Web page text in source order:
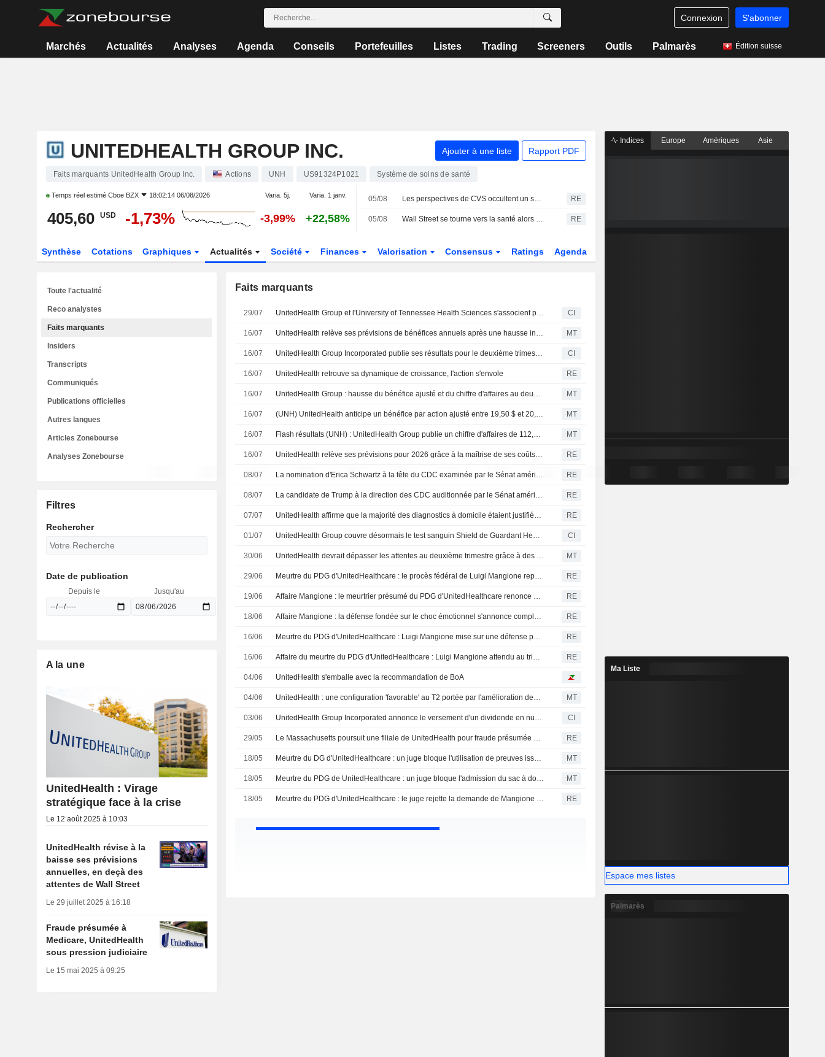
Connexion S'abonner
Marchés Actualités Analyses Agenda Conseils Portefeuilles Listes Trading Screeners Outils Palmarès Édition suisse
UNITEDHEALTH GROUP INC. Ajouter à une liste Rapport PDF
Faits marquants UnitedHealth Group Inc. Actions UNH US91324P1021 Système de soins de santé
Temps réel estimé Cboe BZX 18:02:14 06/08/2026 Varia. 5j. Varia. 1 janv.
405,60 USD -1,73% -3,99% +22,58%
05/08 Les perspectives de CVS occultent un solide trimestre, l'action chute RE
05/08 Wall Street se tourne vers la santé alors que les valeurs technologiques traversent une zone de turbulences RE
Synthèse Cotations Graphiques Actualités Société Finances Valorisation Consensus Ratings Agenda
Faits marquants
29/07 UnitedHealth Group et l'University of Tennessee Health Sciences s'associent pour déployer des centres de santé dans tout le Tennessee CI
16/07 UnitedHealth relève ses prévisions de bénéfices annuels après une hausse inattendue de son chiffre d'affaires au deuxième trimestre MT
16/07 UnitedHealth Group Incorporated publie ses résultats pour le deuxième trimestre et le premier semestre clos le 30 juin 2026 CI
16/07 UnitedHealth retrouve sa dynamique de croissance, l'action s'envole RE
16/07 UnitedHealth Group : hausse du bénéfice ajusté et du chiffre d'affaires au deuxième trimestre ; relèvement des prévisions pour 2026 MT
16/07 (UNH) UnitedHealth anticipe un bénéfice par action ajusté entre 19,50 $ et 20,00 $ pour 2026, contre une estimation FactSet de 18,49 $ MT
16/07 Flash résultats (UNH) : UnitedHealth Group publie un chiffre d'affaires de 112,03 milliards de dollars au deuxième trimestre, contre 110,81 milliards de dollars attendus par le consensus FactSet MT
16/07 UnitedHealth relève ses prévisions pour 2026 grâce à la maîtrise de ses coûts médicaux RE
08/07 La nomination d'Erica Schwartz à la tête du CDC examinée par le Sénat américain le 15 juillet RE
08/07 La candidate de Trump à la direction des CDC auditionnée par le Sénat américain la semaine prochaine RE
07/07 UnitedHealth affirme que la majorité des diagnostics à domicile étaient justifiés en 2025 RE
01/07 UnitedHealth Group couvre désormais le test sanguin Shield de Guardant Health pour le dépistage du cancer colorectal CI
30/06 UnitedHealth devrait dépasser les attentes au deuxième trimestre grâce à des tendances d'utilisation favorables, selon Morgan Stanley MT
29/06 Meurtre du PDG d'UnitedHealthcare : le procès fédéral de Luigi Mangione reporté à janvier face à l'imminence du volet pénal d'État RE
19/06 Affaire Mangione : le meurtrier présumé du PDG d'UnitedHealthcare renonce provisoirement à invoquer sa santé mentale RE
18/06 Affaire Mangione : la défense fondée sur le choc émotionnel s'annonce complexe pour le meurtrier présumé du PDG d'UnitedHealthcare RE
16/06 Meurtre du PDG d'UnitedHealthcare : Luigi Mangione mise sur une défense pour " altération grave du discernement » RE
16/06 Affaire du meurtre du PDG d'UnitedHealthcare : Luigi Mangione attendu au tribunal ce mercredi RE
04/06 UnitedHealth s'emballe avec la recommandation de BoA
04/06 UnitedHealth : une configuration 'favorable' au T2 portée par l'amélioration des coûts médicaux, selon BofA MT
03/06 UnitedHealth Group Incorporated annonce le versement d'un dividende en numéraire le 23 juin 2026 CI
29/05 Le Massachusetts poursuit une filiale de UnitedHealth pour fraude présumée à Medicaid RE
18/05 Meurtre du DG d'UnitedHealthcare : un juge bloque l'utilisation de preuves issues du sac à dos de Mangione MT
18/05 Meurtre du PDG de UnitedHealthcare : un juge bloque l'admission du sac à dos de Mangione comme preuve, selon CNBC MT
18/05 Meurtre du PDG d'UnitedHealthcare : le juge rejette la demande de Mangione visant à écarter l'arme et le carnet des preuves RE
Toute l'actualité
Reco analystes
Faits marquants
Insiders
Transcripts
Communiqués
Publications officielles
Autres langues
Articles Zonebourse
Analyses Zonebourse
Filtres
Rechercher
Date de publication
Depuis le Jusqu'au
A la une
UnitedHealth : Virage
stratégique face à la crise
Le 12 août 2025 à 10:03
UnitedHealth révise à la
baisse ses prévisions
annuelles, en deçà des
attentes de Wall Street
Le 29 juillet 2025 à 16:18
Fraude présumée à
Medicare, UnitedHealth
sous pression judiciaire
Le 15 mai 2025 à 09:25
Indices Europe Amériques Asie
Ma Liste
Espace mes listes
Palmarès